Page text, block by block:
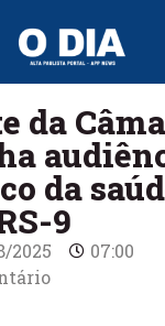
da
da
9
2025
07:00